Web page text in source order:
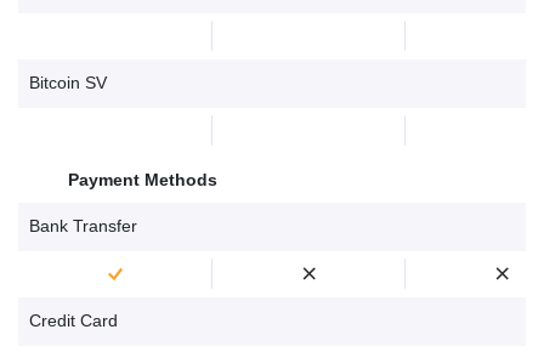
Bitcoin SV
Payment Methods
Bank Transfer
Credit Card